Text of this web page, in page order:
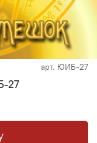
арт. ЮИБ-27
27